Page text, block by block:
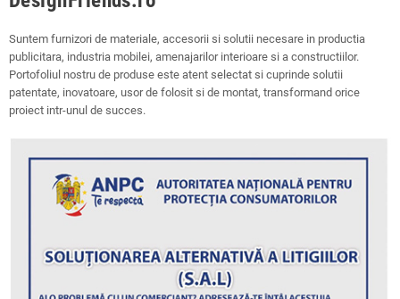
Suntem furnizori de materiale, accesorii si solutii necesare in productia
publicitara, industria mobilei, amenajarilor interioare si a constructiilor.
Portofoliul nostru de produse este atent selectat si cuprinde solutii
patentate, inovatoare, usor de folosit si de montat, transformand orice
proiect intr-unul de succes.